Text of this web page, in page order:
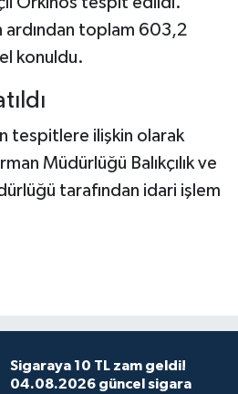
ardından toplam 603,2
konuldu.
tespitlere ilişkin olarak
Müdürlüğü Balıkçılık ve
tarafından idari işlem
Sigaraya 10 TL zam geldi!
04.08.2026 güncel sigara